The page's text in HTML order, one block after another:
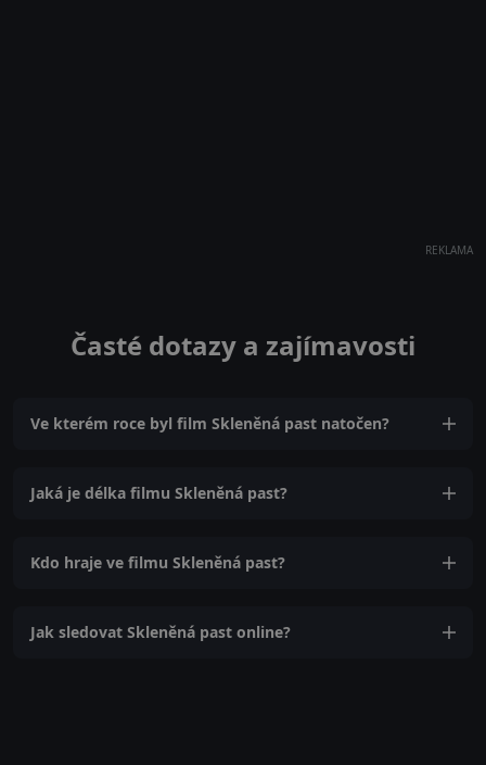
REKLAMA
Časté dotazy a zajímavosti
Ve kterém roce byl film Skleněná past natočen?
Jaká je délka filmu Skleněná past?
Kdo hraje ve filmu Skleněná past?
Jak sledovat Skleněná past online?